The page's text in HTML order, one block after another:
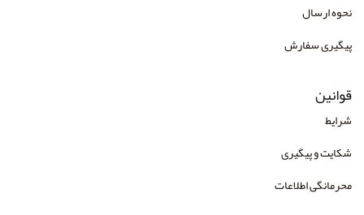
انتشارات رشد و توسعه
انتشارات سازوکار
انتشارات سایه سخن
نحوه ارسال
پیگیری سفارش
قوانین
شرایط
شکایت و پیگیری
محرمانگی اطلاعات